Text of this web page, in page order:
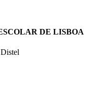
DE LISBOA